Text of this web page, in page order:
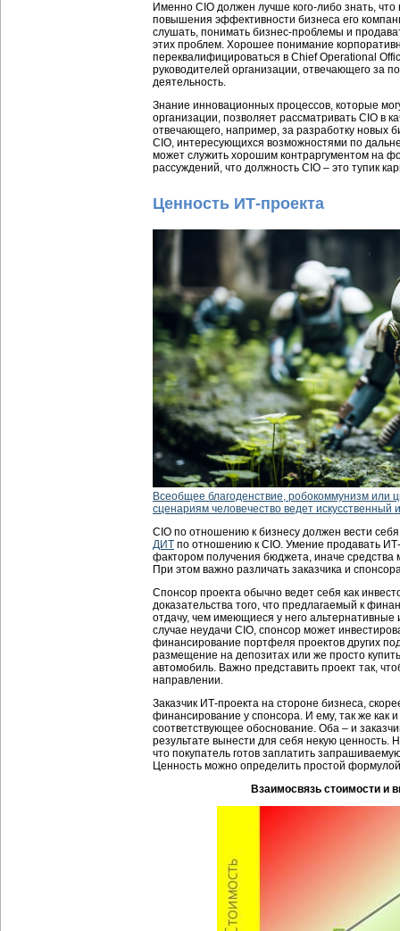
Именно CIO должен лучше кого-либо знать,
повышения эффективности бизнеса его
слушать, понимать бизнес-проблемы и
этих проблем. Хорошее понимание
переквалифицироваться в Chief Operational
руководителей организации, отвечающего за
деятельность.
Знание инновационных процессов, которые
организации, позволяет рассматривать CIO в
отвечающего, например, за разработку новых
CIO, интересующихся возможностями по
может служить хорошим контраргументом на
рассуждений, что должность CIO – это тупик
Ценность ИТ-проекта
Всеобщее благоденствие, робокоммунизм или
сценариям человечество ведет искусственный
CIO по отношению к бизнесу должен вести
ДИТ по отношению к CIO. Умение продавать
фактором получения бюджета, иначе средства
При этом важно различать заказчика и
Спонсор проекта обычно ведет себя как
доказательства того, что предлагаемый к
отдачу, чем имеющиеся у него
случае неудачи CIO, спонсор может
финансирование портфеля проектов других
размещение на депозитах или же просто
автомобиль. Важно представить проект так,
направлении.
Заказчик ИТ-проекта на стороне бизнеса,
финансирование у спонсора. И ему, так же как
соответствующее обоснование. Оба – и
результате вынести для себя некую ценность.
что покупатель готов заплатить
Ценность можно определить простой
Взаимосвязь стоимости и